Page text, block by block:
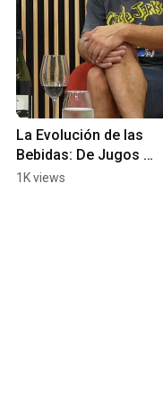
La Evolución de las
Bebidas: De Jugos
Viejos a Mocktails Chic
1K views